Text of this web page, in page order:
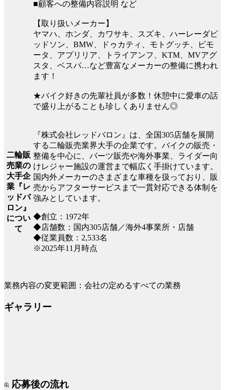
■顧客への整備内容説明 など
【取り扱いメーカー】
ヤマハ、ホンダ、カワサキ、スズキ、ハーレーダビ
ッドソン、BMW、ドゥカティ、モトグッチ、ビモ
ータ、アプリリア、トライアンフ、KTM、MVアグ
スタ、ベスパ…など豊富なメーカーの整備に携われ
ます！
★バイク好きの先輩社員が多数！休憩中に愛車の話
で盛り上がることも珍しくありません◎
二輪販
売業の
大手企
業『レ
ッドバ
ロン』
につい
て
『株式会社レッドバロン』は、全国305店舗を展開
する二輪販売業界大手の企業です。バイクの販売・
整備を中心に、パーツ販売や海外事業、ライダー向
けレジャー施設の運営まで幅広く手掛けています。
国内外メーカーのさまざまな車種を扱っており、販
売からアフターサービスまで一貫対応できる体制を
強みとしています。
◆創立：1972年
◆店舗数：国内305店舗／海外4事業所・店舗
◆従業員数：2,533名
※2025年11月時点
業務内容の変更範囲：会社の定めるすべての業務
ギャラリー
応募後の流れ